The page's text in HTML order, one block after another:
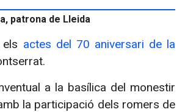
patrona de Lleida
actes del 70 aniversari de la
a la basílica del monestir
la participació dels romers de